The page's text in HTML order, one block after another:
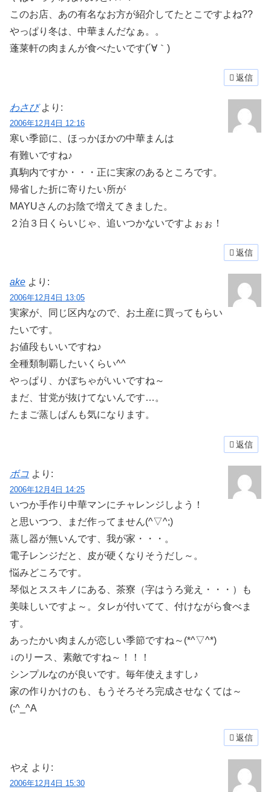
このお店、あの有名なお方が紹介してたとこですよね??
やっぱり冬は、中華まんだなぁ。。
蓬莱軒の肉まんが食べたいです(´∀｀)
返信
わさび より:
2006年12月4日 12:16
寒い季節に、ほっかほかの中華まんは
有難いですね♪
真駒内ですか・・・正に実家のあるところです。
帰省した折に寄りたい所が
MAYUさんのお陰で増えてきました。
２泊３日くらいじゃ、追いつかないですよぉぉ！
返信
ake より:
2006年12月4日 13:05
実家が、同じ区内なので、お土産に買ってもらい
たいです。
お値段もいいですね♪
全種類制覇したいくらい^^
やっぱり、かぼちゃがいいですね～
まだ、甘党が抜けてないんです…。
たまご蒸しぱんも気になります。
返信
ボコ より:
2006年12月4日 14:25
いつか手作り中華マンにチャレンジしよう！
と思いつつ、まだ作ってません(^▽^;)
蒸し器が無いんです、我が家・・・。
電子レンジだと、皮が硬くなりそうだし～。
悩みどころです。
琴似とススキノにある、茶寮（字はうろ覚え・・・）も
美味しいですよ～。タレが付いてて、付けながら食べま
す。
あったかい肉まんが恋しい季節ですね～(*^▽^*)
↓のリース、素敵ですね～！！！
シンプルなのが良いです。毎年使えますし♪
家の作りかけのも、もうそろそろ完成させなくては～
(;^_^A
返信
やえ より:
2006年12月4日 15:30